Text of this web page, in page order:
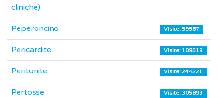
cliniche)
Peperoncino Visite: 59587
Pericardite Visite: 109519
Peritonite Visite: 244221
Pertosse Visite: 305899